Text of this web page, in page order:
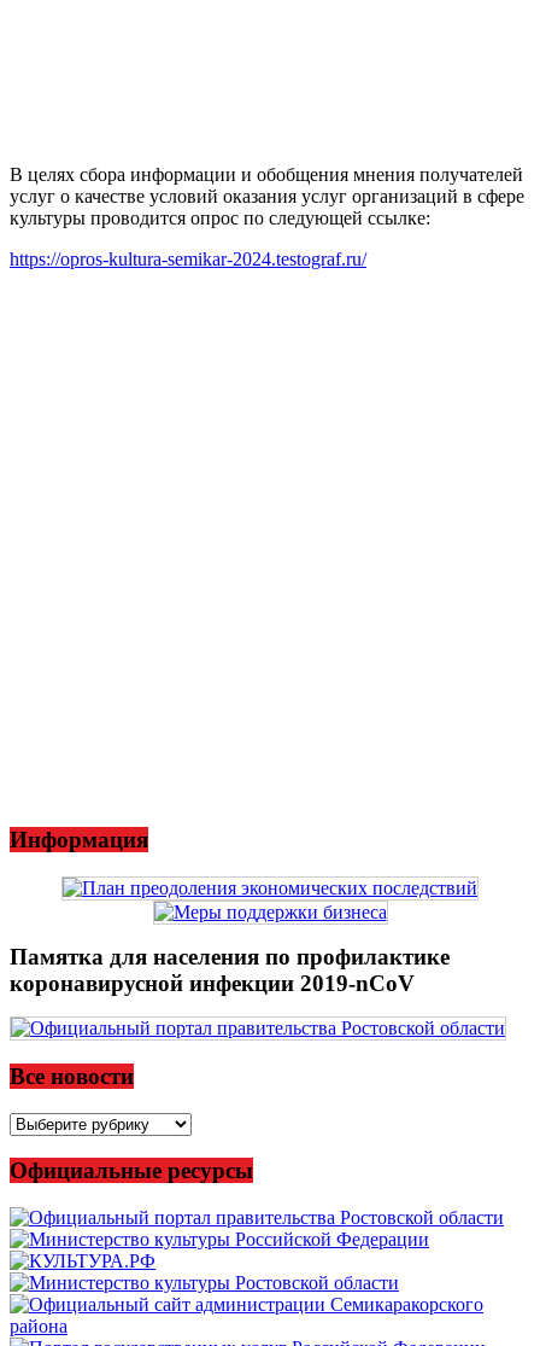
В целях сбора информации и обобщения мнения получателей
услуг о качестве условий оказания услуг организаций в сфере
культуры проводится опрос по следующей ссылке:
https://opros-kultura-semikar-2024.testograf.ru/
Информация
Памятка для населения по профилактике
коронавирусной инфекции 2019-nCoV
Все новости
Все
Официальные ресурсы